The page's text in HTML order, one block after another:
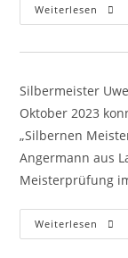
Weiterlesen
Silbermeister
Oktober 2023
„Silbernen
Angermann aus
Meisterprüfung
Weiterlesen
Uwe